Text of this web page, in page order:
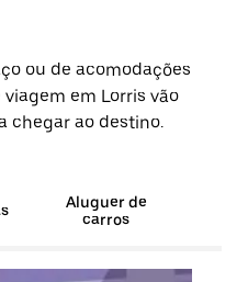
ou de acomodações
em Lorris vão
chegar ao destino.
Aluguer de
carros